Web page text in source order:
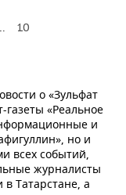
10
о «Зульфат
«Реальное
и
но и
всех событий,
журналисты
Татарстане, а